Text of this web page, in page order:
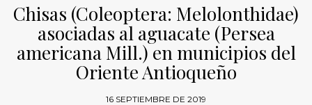
Chisas (Coleoptera: Melolonthidae)
asociadas al aguacate (Persea
americana Mill.) en municipios del
Oriente Antioqueño
16 SEPTIEMBRE DE 2019